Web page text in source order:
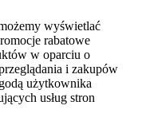
wyświetlać
rabatowe
w oparciu o
i zakupów
użytkownika
usług stron